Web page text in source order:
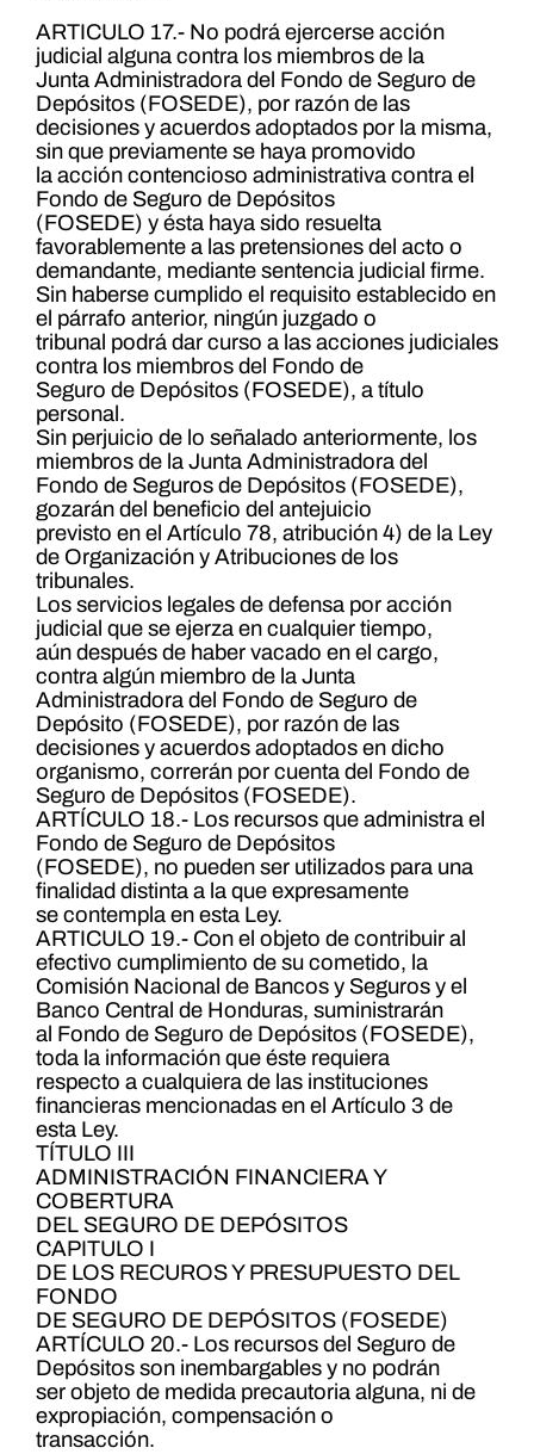
ARTICULO 17.- No podrá ejercerse acción
judicial alguna contra los miembros de la
Junta Administradora del Fondo de Seguro de
Depósitos (FOSEDE), por razón de las
decisiones y acuerdos adoptados por la misma,
sin que previamente se haya promovido
la acción contencioso administrativa contra el
Fondo de Seguro de Depósitos
(FOSEDE) y ésta haya sido resuelta
favorablemente a las pretensiones del acto o
demandante, mediante sentencia judicial firme.
Sin haberse cumplido el requisito establecido en
el párrafo anterior, ningún juzgado o
tribunal podrá dar curso a las acciones judiciales
contra los miembros del Fondo de
Seguro de Depósitos (FOSEDE), a título
personal.
Sin perjuicio de lo señalado anteriormente, los
miembros de la Junta Administradora del
Fondo de Seguros de Depósitos (FOSEDE),
gozarán del beneficio del antejuicio
previsto en el Artículo 78, atribución 4) de la Ley
de Organización y Atribuciones de los
tribunales.
Los servicios legales de defensa por acción
judicial que se ejerza en cualquier tiempo,
aún después de haber vacado en el cargo,
contra algún miembro de la Junta
Administradora del Fondo de Seguro de
Depósito (FOSEDE), por razón de las
decisiones y acuerdos adoptados en dicho
organismo, correrán por cuenta del Fondo de
Seguro de Depósitos (FOSEDE).
ARTÍCULO 18.- Los recursos que administra el
Fondo de Seguro de Depósitos
(FOSEDE), no pueden ser utilizados para una
finalidad distinta a la que expresamente
se contempla en esta Ley.
ARTICULO 19.- Con el objeto de contribuir al
efectivo cumplimiento de su cometido, la
Comisión Nacional de Bancos y Seguros y el
Banco Central de Honduras, suministrarán
al Fondo de Seguro de Depósitos (FOSEDE),
toda la información que éste requiera
respecto a cualquiera de las instituciones
financieras mencionadas en el Artículo 3 de
esta Ley.
TÍTULO III
ADMINISTRACIÓN FINANCIERA Y
COBERTURA
DEL SEGURO DE DEPÓSITOS
CAPITULO I
DE LOS RECUROS Y PRESUPUESTO DEL
FONDO
DE SEGURO DE DEPÓSITOS (FOSEDE)
ARTÍCULO 20.- Los recursos del Seguro de
Depósitos son inembargables y no podrán
ser objeto de medida precautoria alguna, ni de
expropiación, compensación o
transacción.